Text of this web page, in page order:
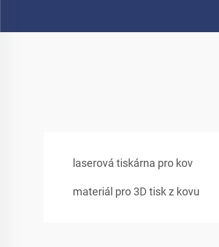
laserová tiskárna pro kov
materiál pro 3D tisk z kovu